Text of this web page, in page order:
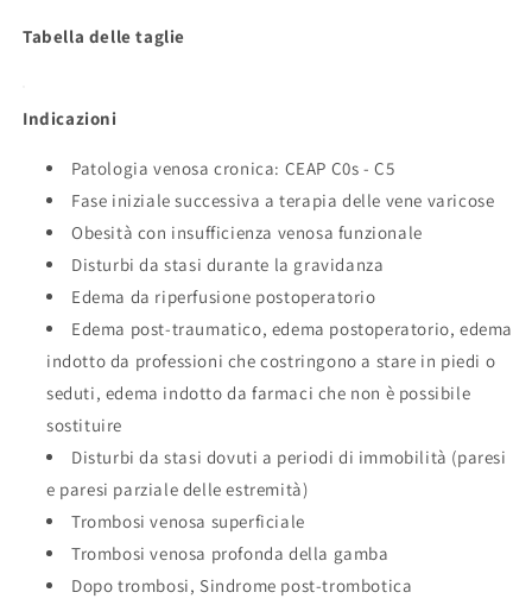
Tabella delle taglie
Indicazioni
Patologia venosa cronica: CEAP C0s - C5
Fase iniziale successiva a terapia delle vene varicose
Obesità con insufficienza venosa funzionale
Disturbi da stasi durante la gravidanza
Edema da riperfusione postoperatorio
Edema post-traumatico, edema postoperatorio, edema
indotto da professioni che costringono a stare in piedi o
seduti, edema indotto da farmaci che non è possibile
sostituire
Disturbi da stasi dovuti a periodi di immobilità (paresi
e paresi parziale delle estremità)
Trombosi venosa superficiale
Trombosi venosa profonda della gamba
Dopo trombosi, Sindrome post-trombotica